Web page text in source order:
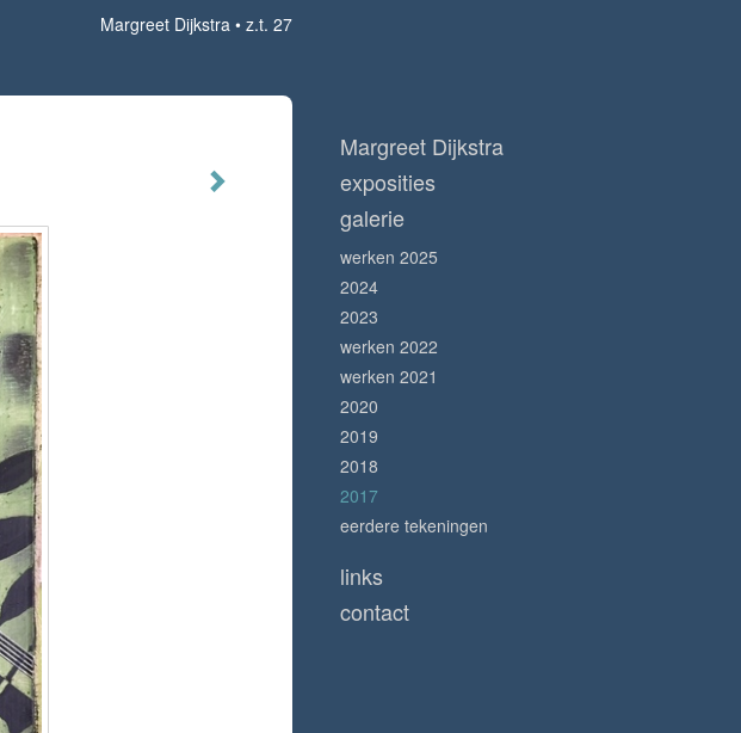
Margreet Dijkstra
z.t. 27
Margreet Dijkstra
exposities
galerie
werken 2025
2024
2023
werken 2022
werken 2021
2020
2019
2018
2017
eerdere tekeningen
links
contact